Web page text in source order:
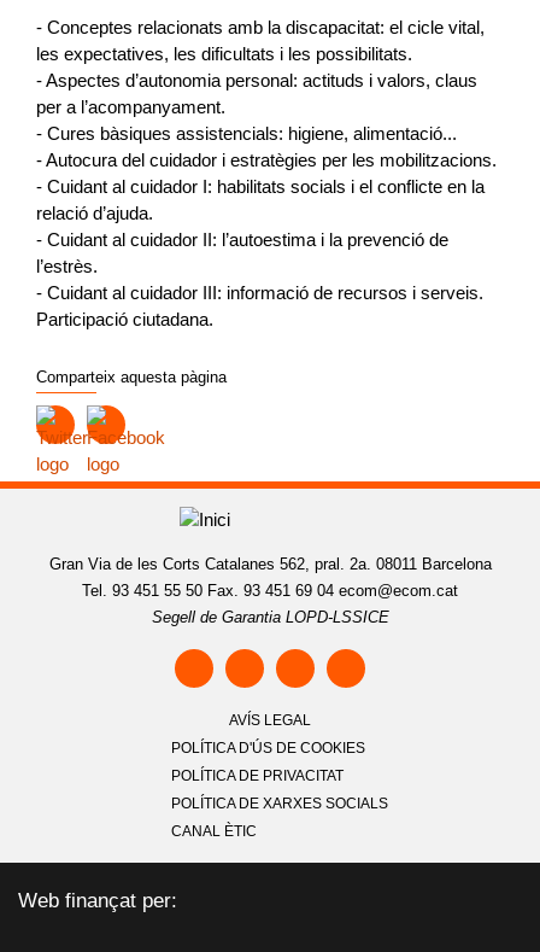
- Conceptes relacionats amb la discapacitat: el cicle vital,
les expectatives, les dificultats i les possibilitats.
- Aspectes d’autonomia personal: actituds i valors, claus
per a l’acompanyament.
- Cures bàsiques assistencials: higiene, alimentació...
- Autocura del cuidador i estratègies per les mobilitzacions.
- Cuidant al cuidador I: habilitats socials i el conflicte en la
relació d’ajuda.
- Cuidant al cuidador II: l’autoestima i la prevenció de
l’estrès.
- Cuidant al cuidador III: informació de recursos i serveis.
Participació ciutadana.
Comparteix aquesta pàgina
Gran Via de les Corts Catalanes 562, pral. 2a. 08011 Barcelona
Tel. 93 451 55 50 Fax. 93 451 69 04 ecom@ecom.cat
Segell de Garantia LOPD-LSSICE
AVÍS LEGAL
POLÍTICA D'ÚS DE COOKIES
POLÍTICA DE PRIVACITAT
POLÍTICA DE XARXES SOCIALS
CANAL ÈTIC
Web finançat per: